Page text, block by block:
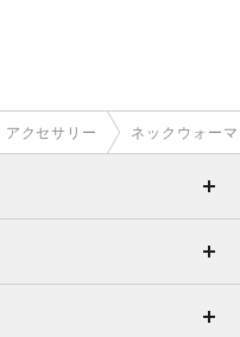
アクセサリー ネックウォー